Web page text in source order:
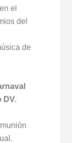
el
del
de
DV.